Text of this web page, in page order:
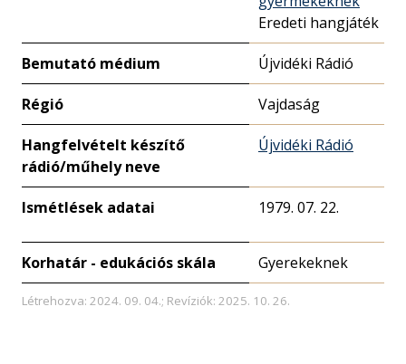
Eredeti hangjáték
Bemutató médium Újvidéki Rádió
Régió Vajdaság
Hangfelvételt készítő
rádió/műhely neve
Újvidéki Rádió
Ismétlések adatai 1979. 07. 22.
Korhatár - edukációs skála Gyerekeknek
Létrehozva: 2024. 09. 04.; Revíziók: 2025. 10. 26.